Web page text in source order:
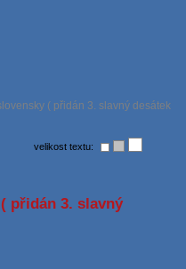
( přidán 3. slavný desátek
velikost textu:
přidán 3. slavný